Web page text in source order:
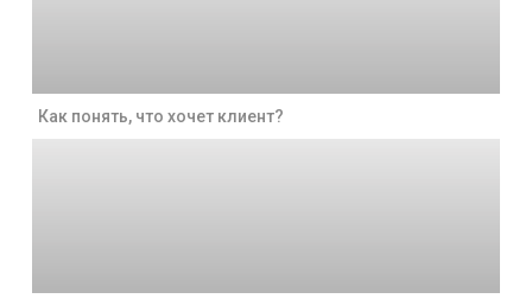
Как понять, что хочет клиент?